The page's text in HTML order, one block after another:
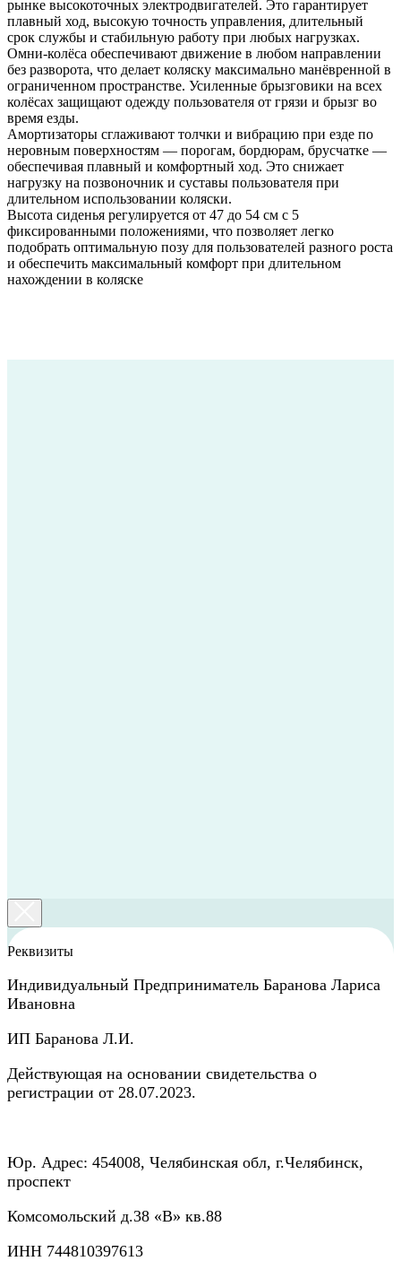
рынке высокоточных электродвигателей. Это гарантирует
плавный ход, высокую точность управления, длительный
срок службы и стабильную работу при любых нагрузках.
Омни-колёса обеспечивают движение в любом направлении
без разворота, что делает коляску максимально манёвренной в
ограниченном пространстве. Усиленные брызговики на всех
колёсах защищают одежду пользователя от грязи и брызг во
время езды.
Амортизаторы сглаживают толчки и вибрацию при езде по
неровным поверхностям — порогам, бордюрам, брусчатке —
обеспечивая плавный и комфортный ход. Это снижает
нагрузку на позвоночник и суставы пользователя при
длительном использовании коляски.
Высота сиденья регулируется от 47 до 54 см с 5
фиксированными положениями, что позволяет легко
подобрать оптимальную позу для пользователей разного роста
и обеспечить максимальный комфорт при длительном
нахождении в коляске
Реквизиты
Индивидуальный Предприниматель Баранова Лариса
Ивановна
ИП Баранова Л.И.
Действующая на основании свидетельства о
регистрации от 28.07.2023.
Юр. Адрес: 454008, Челябинская обл, г.Челябинск,
проспект
Комсомольский д.38 «В» кв.88
ИНН 744810397613